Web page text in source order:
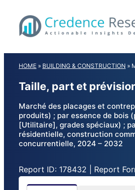
content
HOME » BUILDING & CONSTRUCTION »
Taille, part et
Marché des placages et
produits) ; par essence de bois
[Utilitaire], grades spéciaux) ;
résidentielle, construction
concurrentielle, 2024 – 2032
Report ID: 178432 | Report